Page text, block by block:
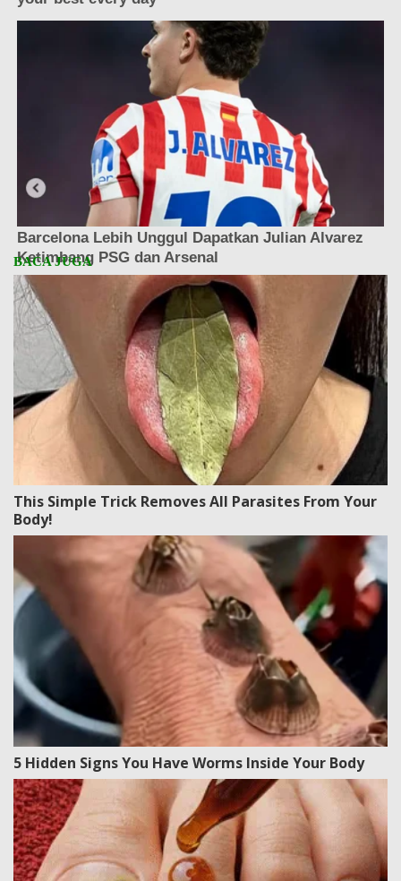
This Simple Trick Removes All Parasites From Your
Body!
5 Hidden Signs You Have Worms Inside Your Body